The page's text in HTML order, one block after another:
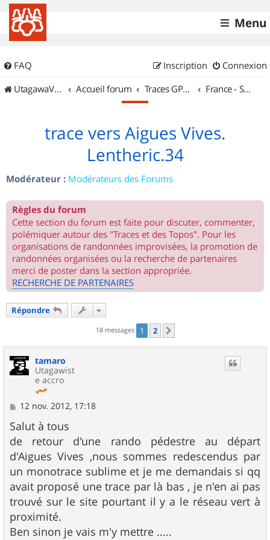
Menu
FAQ Connexion
Inscription
UtagawaVTT (Randos VTT et VTTAE avec traces GPS)
Accueil forum Traces GPS de randos VTT France - Sud Ouest
trace vers Aigues Vives.
Lentheric.34
Modérateur : Modérateurs des Forums
Règles du forum
Cette section du forum est faite pour discuter, commenter,
polémiquer autour des "Traces et des Topos". Pour les
organisations de randonnées improvisées, la promotion de
randonnées organisées ou la recherche de partenaires
merci de poster dans la section appropriée.
RECHERCHE DE PARTENAIRES
Répondre
18 messages 1 2
tamaro
Utagawist
e accro
M
s
s
a
g
e
12 nov. 2012, 17:18
Salut à tous
de retour d'une rando pédestre au départ
d'Aigues Vives ,nous sommes redescendus par
un monotrace sublime et je me demandais si qq
avait proposé une trace par là bas , je n'en ai pas
trouvé sur le site pourtant il y a le réseau vert à
proximité.
Ben sinon je vais m'y mettre .....